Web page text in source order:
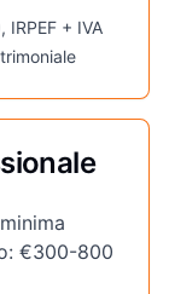
+ IVA
€300-800